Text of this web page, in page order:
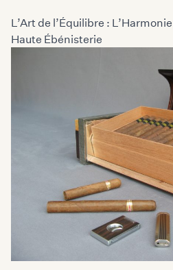
L’Art de l’Équilibre :
Haute Ébénisterie